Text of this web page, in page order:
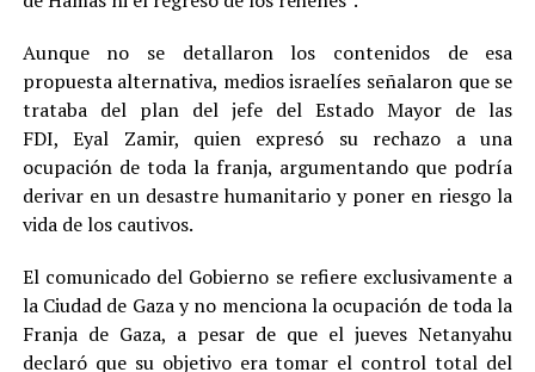
Aunque no se detallaron los contenidos de esa
propuesta alternativa, medios israelíes señalaron que se
trataba del plan del jefe del Estado Mayor de las
FDI, Eyal Zamir, quien expresó su rechazo a una
ocupación de toda la franja, argumentando que podría
derivar en un desastre humanitario y poner en riesgo la
vida de los cautivos.
El comunicado del Gobierno se refiere exclusivamente a
la Ciudad de Gaza y no menciona la ocupación de toda la
Franja de Gaza, a pesar de que el jueves Netanyahu
declaró que su objetivo era tomar el control total del